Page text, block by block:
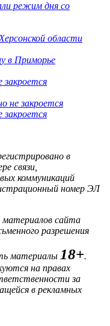
режим дня со
области
в Приморье
закроется
закроется
в
связи,
коммуникаций
номер ЭЛ
материалов сайта
разрешения
материалы 18+.
на правах
за
в рекламных